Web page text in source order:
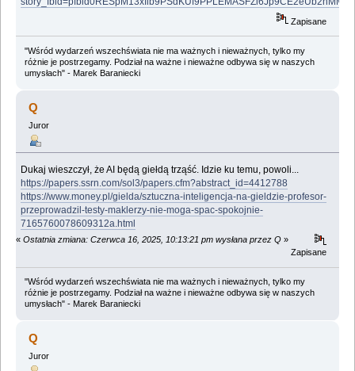
Zapisane
"Wśród wydarzeń wszechświata nie ma ważnych i nieważnych, tylko my
różnie je postrzegamy. Podział na ważne i nieważne odbywa się w naszych
umysłach" - Marek Baraniecki
Q
Juror
Dukaj wieszczył, że AI będą giełdą trząść. Idzie ku temu, powoli...
https://papers.ssrn.com/sol3/papers.cfm?abstract_id=4412788
https://www.money.pl/gielda/sztuczna-inteligencja-na-gieldzie-profesor-
przeprowadzil-testy-maklerzy-nie-moga-spac-spokojnie-
7165760078609312a.html
« Ostatnia zmiana: Czerwca 16, 2025, 10:13:21 pm wysłana przez Q »
Zapisane
"Wśród wydarzeń wszechświata nie ma ważnych i nieważnych, tylko my
różnie je postrzegamy. Podział na ważne i nieważne odbywa się w naszych
umysłach" - Marek Baraniecki
Q
Juror